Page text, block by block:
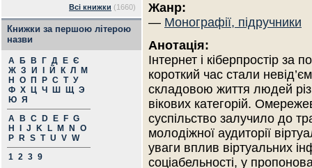
Всі книжки (1660)
Книжки за першою літерою
назви
А Б В Г Д Е Є
Ж З И Й К Л
М
Н
О П Р С Т У
Ф Х Ц Ч Ш Щ Э
Ю Я
A
B C D E F G
H
J K L M N
O
P
R S T U V W
1 2 3 9
Жанр:
— Монографії, підручники
Анотація:
Інтернет і кіберпростір за
короткий час стали
складовою життя людей
вікових категорій.
суспільство залучило до
молодіжної аудиторії
уваги вплив віртуальних
соціабельності, у